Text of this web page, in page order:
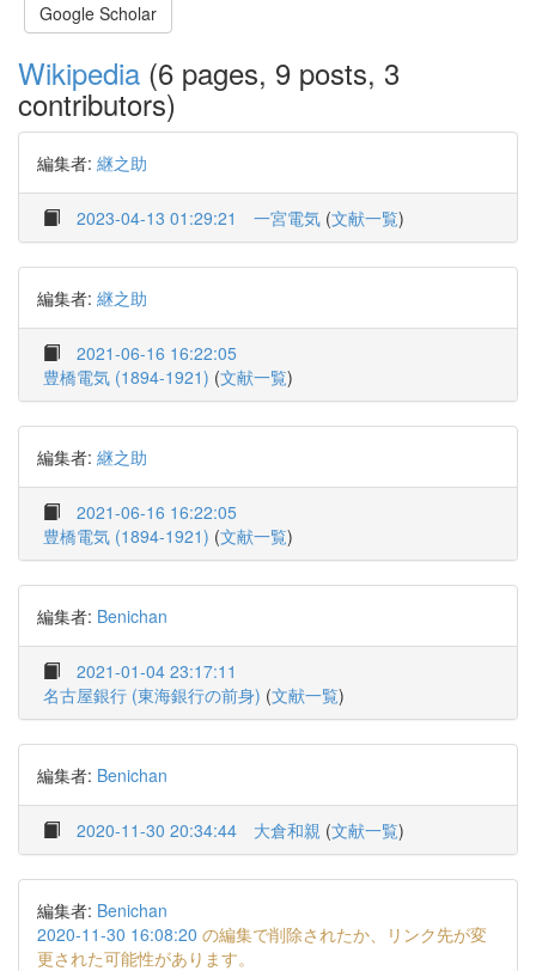
Google Scholar
Wikipedia (6 pages, 9 posts, 3
contributors)
編集者: 継之助
2023-04-13 01:29:21 一宮電気 (文献一覧)
編集者: 継之助
2021-06-16 16:22:05
豊橋電気 (1894-1921) (文献一覧)
編集者: 継之助
2021-06-16 16:22:05
豊橋電気 (1894-1921) (文献一覧)
編集者: Benichan
2021-01-04 23:17:11
名古屋銀行 (東海銀行の前身) (文献一覧)
編集者: Benichan
2020-11-30 20:34:44 大倉和親 (文献一覧)
編集者: Benichan
2020-11-30 16:08:20 の編集で削除されたか、リンク先が変
更された可能性があります。